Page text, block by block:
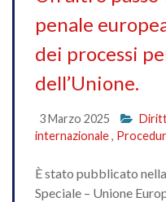
penale
dei processi
dell’Unione.
3 Marzo 2025
internazionale,
È stato pubblicato
Speciale – Unione